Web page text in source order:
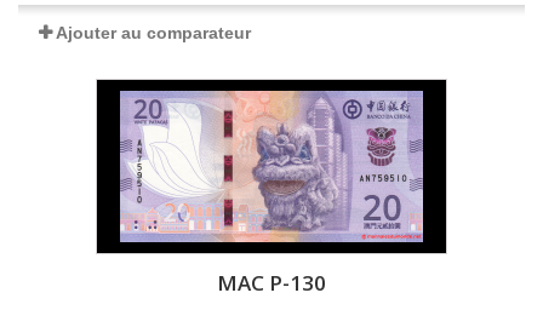
Ajouter au comparateur
MAC P-130